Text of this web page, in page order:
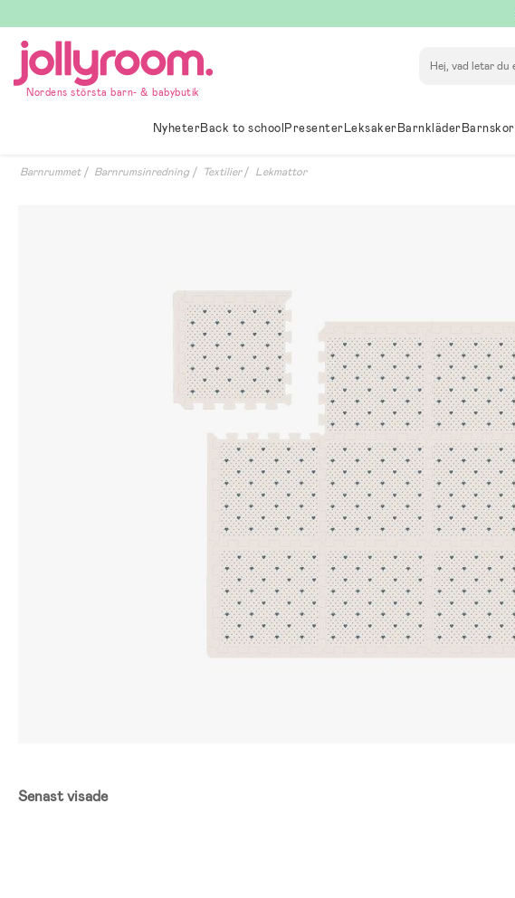
till
innehållet
Nordens största barn- & babybutik
NyheterBack to schoolPresenterLeksakerBarnkläderBarnskor
Barnrummet Barnrumsinredning Textilier Lekmattor
Senast visade